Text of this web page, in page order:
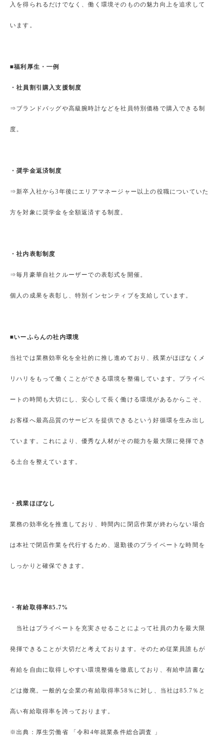
入を得られるだけでなく、働く環境そのものの魅力向上を追求して
います。
■福利厚生・一例
・社員割引購入支援制度
⇒ブランドバッグや高級腕時計などを社員特別価格で購入できる制
度。
・奨学金返済制度
⇒新卒入社から3年後にエリアマネージャー以上の役職についていた
方を対象に奨学金を全額返済する制度。
・社内表彰制度
⇒毎月豪華自社クルーザーでの表彰式を開催。
個人の成果を表彰し、特別インセンティブを支給しています。
■いーふらんの社内環境
当社では業務効率化を全社的に推し進めており、残業がほぼなくメ
リハリをもって働くことができる環境を整備しています。プライベ
ートの時間も大切にし、安心して長く働ける環境があるからこそ、
お客様へ最高品質のサービスを提供できるという好循環を生み出し
ています。これにより、優秀な人材がその能力を最大限に発揮でき
る土台を整えています。
・残業ほぼなし
業務の効率化を推進しており、時間内に閉店作業が終わらない場合
は本社で閉店作業を代行するため、退勤後のプライベートな時間を
しっかりと確保できます。
・有給取得率85.7%
当社はプライベートを充実させることによって社員の力を最大限
発揮できることが大切だと考えております。そのため従業員誰もが
有給を自由に取得しやすい環境整備を徹底しており、有給申請書な
どは撤廃。一般的な企業の有給取得率58％に対し、当社は85.7％と
高い有給取得率を誇っております。
※出典：厚生労働省 「令和4年就業条件総合調査 」